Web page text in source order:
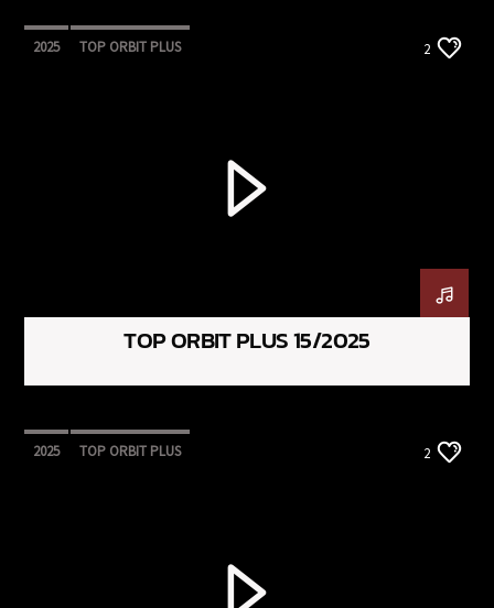
2025 TOP ORBIT PLUS 2
TOP ORBIT PLUS 15/2025
2025 TOP ORBIT PLUS 2